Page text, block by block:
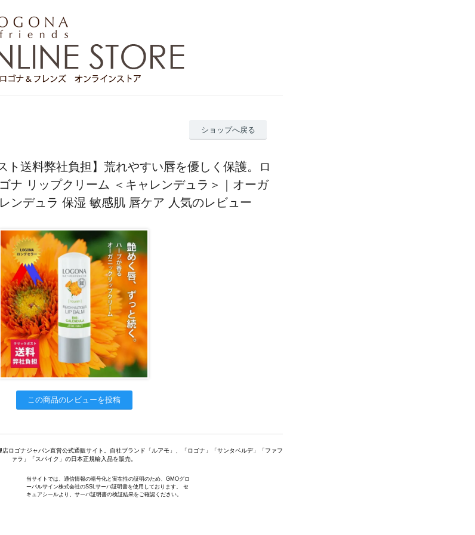
ショップへ戻る
ト送料弊社負担】荒れやすい唇を優しく保護。ロ
ナ リップクリーム ＜キャレンデュラ＞｜オーガ
ンデュラ 保湿 敏感肌 唇ケア 人気のレビュー
この商品のレビューを投稿
ロゴナジャパン直営公式通販サイト。自社ブランド「ルアモ」、「ロゴナ」「サンタベルデ」「ファフ
ァラ」「スパイク」の日本正規輸入品を販売。
当サイトでは、通信情報の暗号化と実在性の証明のため、GMOグロ
ーバルサイン株式会社のSSLサーバ証明書を使用しております。 セ
キュアシールより、サーバ証明書の検証結果をご確認ください。